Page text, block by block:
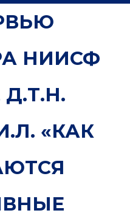
НИИСФ
«КАК